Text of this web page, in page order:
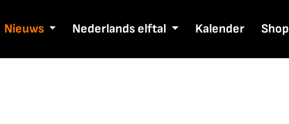
Nieuws Nederlands elftal Kalender Shop